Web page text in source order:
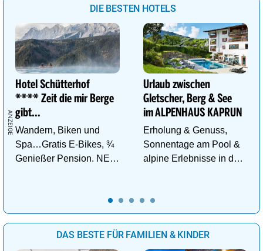
DIE BESTEN HOTELS
Hotel Schütterhof
**** Zeit die mir Berge
gibt…
Wandern, Biken und
Spa…Gratis E-Bikes, ¾
Genießer Pension. NEU:
Urlaub zwischen
Gletscher, Berg & See
im ALPENHAUS KAPRUN
Erholung & Genuss,
Sonnentage am Pool &
alpine Erlebnisse in den
DAS BESTE FÜR FAMILIEN & KINDER